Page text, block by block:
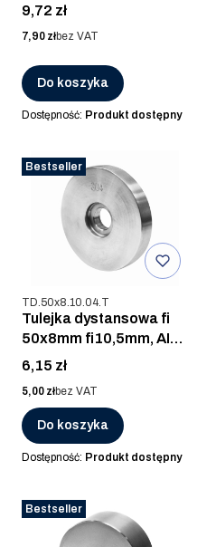
Cena
9,72 zł
Cena
7,90 złbez VAT
Do koszyka
Dostępność: Produkt dostępny
Bestseller
Kod produktu
TD.50x8.10.04.T
Tulejka dystansowa fi
50x8mm fi10,5mm, AISI
304, SZLIF
Cena
6,15 zł
Cena
5,00 złbez VAT
Do koszyka
Dostępność: Produkt dostępny
Bestseller